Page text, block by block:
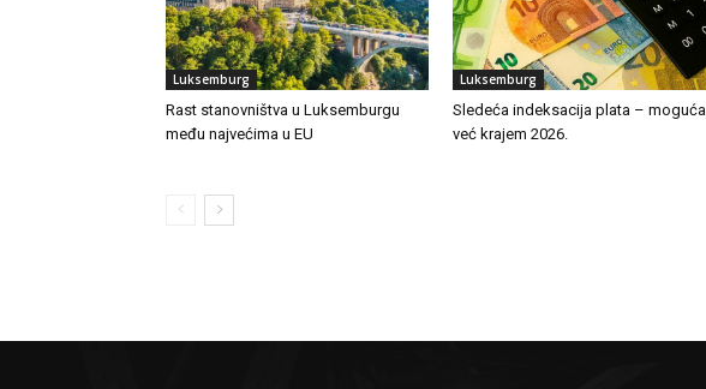
Luksemburg
Rast stanovništva u Luksemburgu
među najvećima u EU
Luksemburg
Sledeća indeksacija plata – moguća
već krajem 2026.